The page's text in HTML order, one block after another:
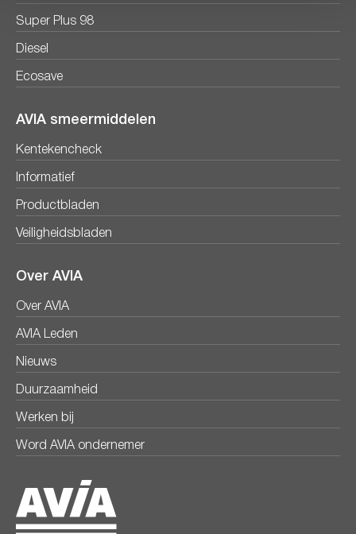
Super Plus 98
Diesel
Ecosave
AVIA smeermiddelen
Kentekencheck
Informatief
Productbladen
Veiligheidsbladen
Over AVIA
Over AVIA
AVIA Leden
Nieuws
Duurzaamheid
Werken bij
Word AVIA ondernemer